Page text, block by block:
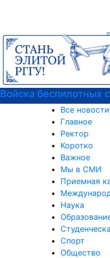
РФ
Все новости
Главное
Ректор
Коротко
Важное
Мы в СМИ
Приемная
Наука
Спорт
Общество